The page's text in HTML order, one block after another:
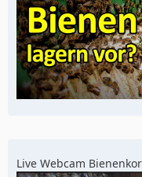
Live Webcam